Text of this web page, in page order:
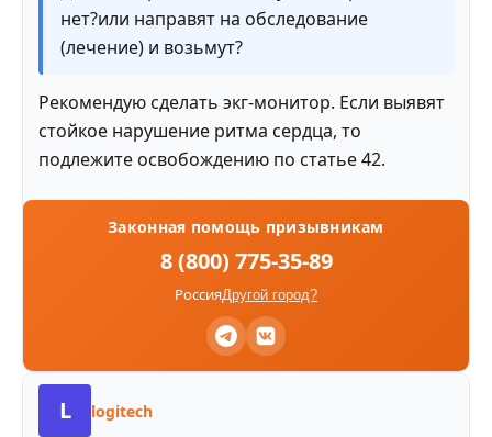
нет?или направят на обследование
(лечение) и возьмут?
Рекомендую сделать экг-монитор. Если выявят
стойкое нарушение ритма сердца, то
подлежите освобождению по статье 42.
Законная помощь призывникам
8 (800) 775-35-89
РоссияДругой город?
L logitech